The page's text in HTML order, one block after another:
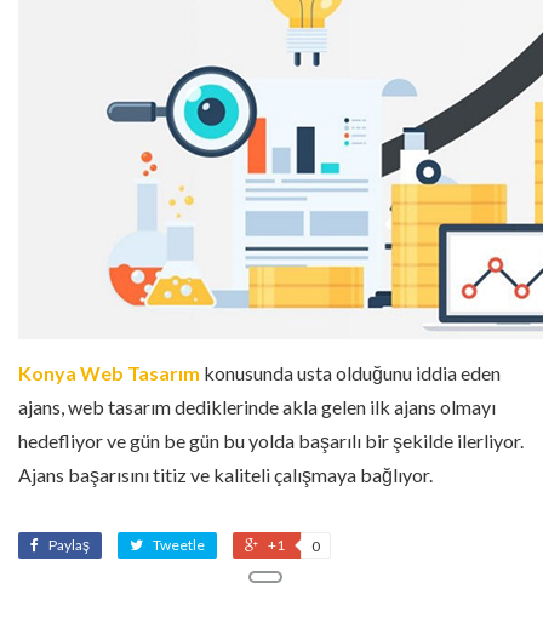
Konya Web Tasarım konusunda usta olduğunu iddia eden
ajans, web tasarım dediklerinde akla gelen ilk ajans olmayı
hedefliyor ve gün be gün bu yolda başarılı bir şekilde ilerliyor.
Ajans başarısını titiz ve kaliteli çalışmaya bağlıyor.
Paylaş Tweetle +1 0